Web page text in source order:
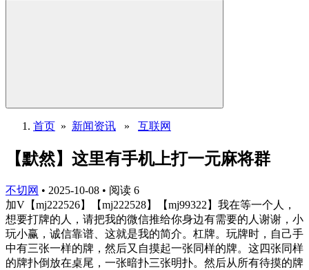
首页 » 新闻资讯 » 互联网
【默然】这里有手机上打一元麻将群
不切网 • 2025-10-08 • 阅读 6
加V【mj222526】【mj222528】【mj99322】我在等一个人，
想要打牌的人，请把我的微信推给你身边有需要的人谢谢，小
玩小赢，诚信靠谱、这就是我的简介。杠牌。玩牌时，自己手
中有三张一样的牌，然后又自摸起一张同样的牌。这四张同样
的牌扑倒放在桌尾，一张暗扑三张明扑。然后从所有待摸的牌